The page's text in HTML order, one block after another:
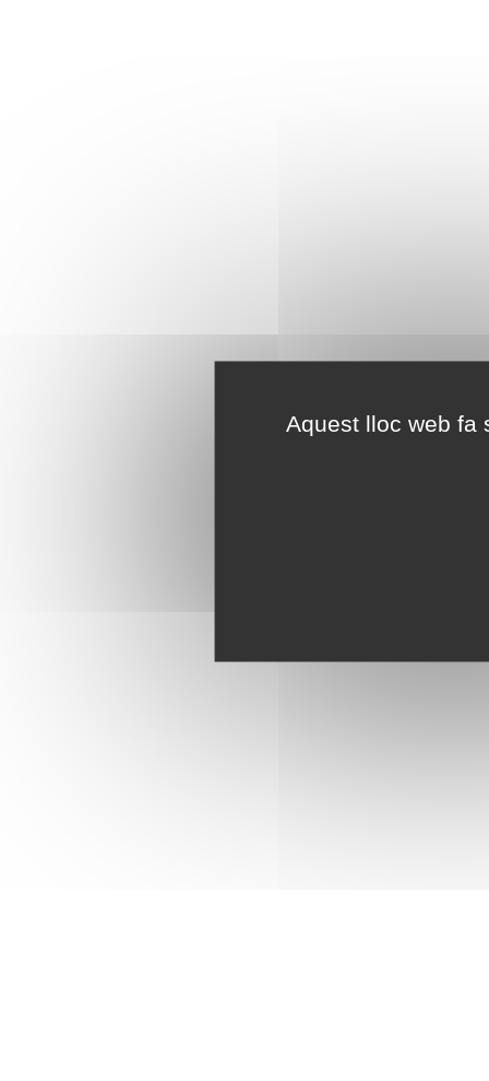
Aquest lloc web fa